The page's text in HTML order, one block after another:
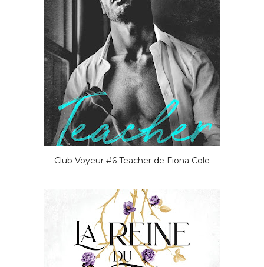
Club Voyeur #6 Teacher de Fiona Cole